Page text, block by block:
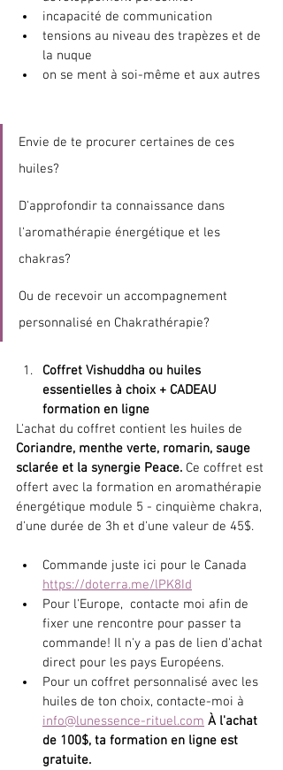
incapacité de communication
tensions au niveau des trapèzes et de
la nuque
on se ment à soi-même et aux autres
Envie de te procurer certaines de ces
huiles?
D'approfondir ta connaissance dans
l'aromathérapie énergétique et les
chakras?
Ou de recevoir un accompagnement
personnalisé en Chakrathérapie?
Coffret Vishuddha ou huiles
essentielles à choix + CADEAU
formation en ligne
L'achat du coffret contient les huiles de
Coriandre, menthe verte, romarin, sauge
sclarée et la synergie Peace. Ce coffret est
offert avec la formation en aromathérapie
énergétique module 5 - cinquième chakra,
d'une durée de 3h et d'une valeur de 45$.
Commande juste ici pour le Canada
https://doterra.me/lPK8Id
Pour l'Europe,  contacte moi afin de
fixer une rencontre pour passer ta
commande! Il n'y a pas de lien d'achat
direct pour les pays Européens.
Pour un coffret personnalisé avec les
huiles de ton choix, contacte-moi à
info@lunessence-rituel.com À l'achat
de 100$, ta formation en ligne est
gratuite.